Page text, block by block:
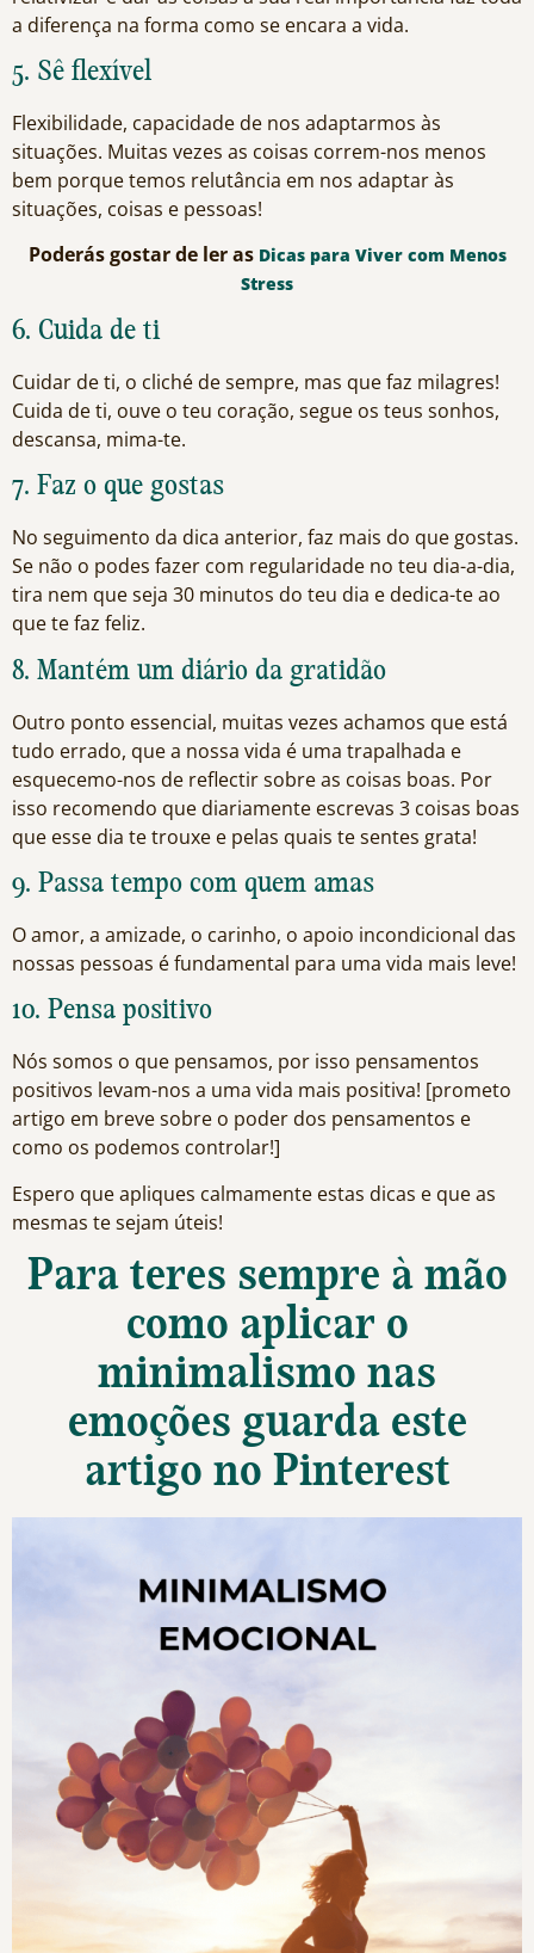
a diferença na forma como se encara a vida.
5. Sê flexível
Flexibilidade, capacidade de nos adaptarmos às
situações. Muitas vezes as coisas correm-nos menos
bem porque temos relutância em nos adaptar às
situações, coisas e pessoas!
Poderás gostar de ler as Dicas para Viver com Menos
Stress
6. Cuida de ti
Cuidar de ti, o cliché de sempre, mas que faz milagres!
Cuida de ti, ouve o teu coração, segue os teus sonhos,
descansa, mima-te.
7. Faz o que gostas
No seguimento da dica anterior, faz mais do que gostas.
Se não o podes fazer com regularidade no teu dia-a-dia,
tira nem que seja 30 minutos do teu dia e dedica-te ao
que te faz feliz.
8. Mantém um diário da gratidão
Outro ponto essencial, muitas vezes achamos que está
tudo errado, que a nossa vida é uma trapalhada e
esquecemo-nos de reflectir sobre as coisas boas. Por
isso recomendo que diariamente escrevas 3 coisas boas
que esse dia te trouxe e pelas quais te sentes grata!
9. Passa tempo com quem amas
O amor, a amizade, o carinho, o apoio incondicional das
nossas pessoas é fundamental para uma vida mais leve!
10. Pensa positivo
Nós somos o que pensamos, por isso pensamentos
positivos levam-nos a uma vida mais positiva! [prometo
artigo em breve sobre o poder dos pensamentos e
como os podemos controlar!]
Espero que apliques calmamente estas dicas e que as
mesmas te sejam úteis!
Para teres sempre à mão
como aplicar o
minimalismo nas
emoções guarda este
artigo no Pinterest